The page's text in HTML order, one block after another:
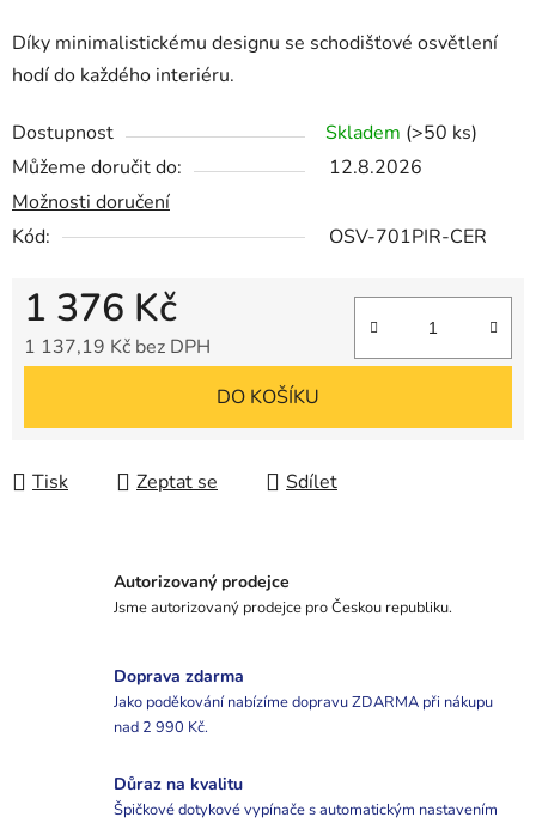
Díky minimalistickému designu se schodišťové osvětlení
hodí do každého interiéru.
Dostupnost Skladem (>50 ks)
Můžeme doručit do:
12.8.2026
Možnosti doručení
Kód:
OSV-701PIR-CER
1 376 Kč
1 137,19 Kč bez DPH
DO KOŠÍKU
Tisk Zeptat se Sdílet
Autorizovaný prodejce
Jsme autorizovaný prodejce pro Českou republiku.
Doprava zdarma
Jako poděkování nabízíme dopravu ZDARMA při nákupu
nad 2 990 Kč.
Důraz na kvalitu
Špičkové dotykové vypínače s automatickým nastavením